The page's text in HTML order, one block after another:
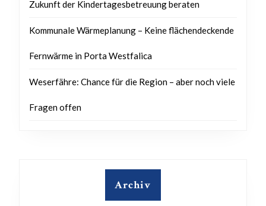
Zukunft der Kindertagesbetreuung beraten
Kommunale Wärmeplanung – Keine flächendeckende
Fernwärme in Porta Westfalica
Weserfähre: Chance für die Region – aber noch viele
Fragen offen
Archiv